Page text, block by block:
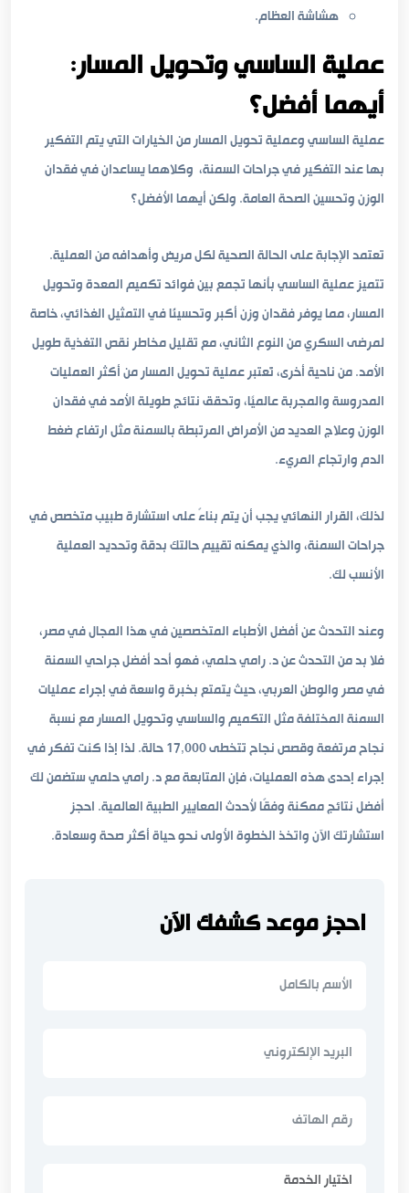
هشاشة العظام.
عملية الساسي وتحويل المسار:
أيهما أفضل؟
عملية الساسي وعملية تحويل المسار من الخيارات التي يتم التفكير
بها عند التفكير في جراحات السمنة، وكلاهما يساعدان في فقدان
الوزن وتحسين الصحة العامة. ولكن أيهما الأفضل؟
تعتمد الإجابة على الحالة الصحية لكل مريض وأهدافه من العملية.
تتميز عملية الساسي بأنها تجمع بين فوائد تكميم المعدة وتحويل
المسار، مما يوفر فقدان وزن أكبر وتحسينًا في التمثيل الغذائي، خاصة
لمرضى السكري من النوع الثاني، مع تقليل مخاطر نقص التغذية طويل
الأمد. من ناحية أخرى، تُعتبر عملية تحويل المسار من أكثر العمليات
المدروسة والمجربة عالميًا، وتحقق نتائج طويلة الأمد في فقدان
الوزن وعلاج العديد من الأمراض المرتبطة بالسمنة مثل ارتفاع ضغط
الدم وارتجاع المريء.
لذلك، القرار النهائي يجب أن يتم بناءً على استشارة طبيب متخصص في
جراحات السمنة، والذي يمكنه تقييم حالتك بدقة وتحديد العملية
الأنسب لك.
وعند التحدث عن أفضل الأطباء المتخصصين في هذا المجال في مصر،
فلا بد من التحدث عن د. رامي حلمي، فهو أحد أفضل جراحي السمنة
في مصر والوطن العربي، حيث يتمتع بخبرة واسعة في إجراء عمليات
السمنة المختلفة مثل التكميم والساسي وتحويل المسار مع نسبة
نجاح مرتفعة وقصص نجاح تتخطى 17,000 حالة. لذا إذا كنت تفكر في
إجراء إحدى هذه العمليات، فإن المتابعة مع د. رامي حلمي ستضمن لك
أفضل نتائج ممكنة وفقًا لأحدث المعايير الطبية العالمية. احجز
استشارتك الآن واتخذ الخطوة الأولى نحو حياة أكثر صحة وسعادة.
احجز موعد كشفك الآن